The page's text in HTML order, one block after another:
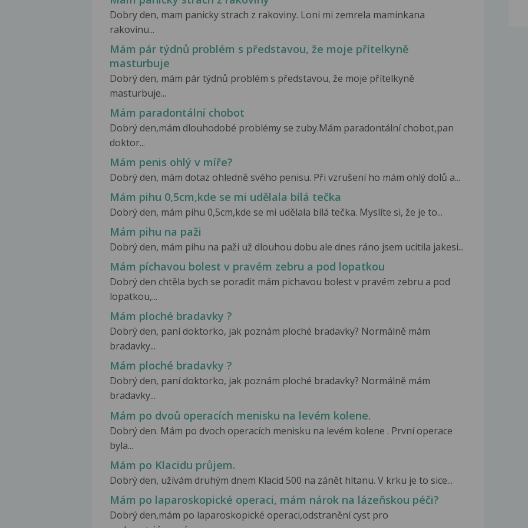
Dobry den, mam panicky strach z rakoviny. Loni mi zemrela maminkana
rakovinu...
Mám pár týdnů problém s představou, že moje přítelkyně
masturbuje
Dobrý den, mám pár týdnů problém s představou, že moje přítelkyně
masturbuje...
Mám paradontální chobot
Dobrý den,mám dlouhodobé problémy se zuby.Mám paradontální chobot,pan
doktor...
Mám penis ohlý v míře?
Dobrý den, mám dotaz ohledně svého penisu. Při vzrušení ho mám ohlý dolů a...
Mám pihu 0,5cm,kde se mi udělala bílá tečka
Dobrý den, mám pihu 0,5cm,kde se mi udělala bílá tečka. Myslíte si, že je to...
Mám pihu na paži
Dobrý den, mám pihu na paži už dlouhou dobu ale dnes ráno jsem ucitila jakesi...
Mám píchavou bolest v pravém zebru a pod lopatkou
Dobrý den chtěla bych se poradit mám pichavou bolest v pravém zebru a pod
lopatkou,...
Mám ploché bradavky ?
Dobrý den, paní doktorko, jak poznám ploché bradavky? Normálně mám
bradavky...
Mám ploché bradavky ?
Dobrý den, paní doktorko, jak poznám ploché bradavky? Normálně mám
bradavky...
Mám po dvoů operacích menisku na levém kolene.
Dobrý den. Mám po dvoch operacích menisku na levém kolene . První operace
byla...
Mám po Klacidu průjem.
Dobrý den, užívám druhým dnem Klacid 500 na zánět hltanu. V krku je to sice...
Mám po laparoskopické operaci, mám nárok na lázeňskou péči?
Dobrý den,mám po laparoskopické operaci,odstranění cyst pro